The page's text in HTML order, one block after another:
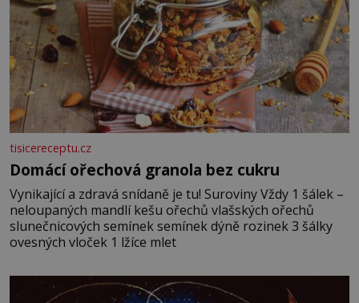
tisicereceptu.cz
Domácí ořechová granola bez cukru
Vynikající a zdravá snídaně je tu! Suroviny Vždy 1 šálek –
neloupaných mandlí kešu ořechů vlašských ořechů
slunečnicových semínek semínek dýně rozinek 3 šálky
ovesných vloček 1 lžíce mlet